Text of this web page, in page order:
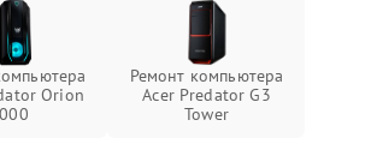
Orion
Ремонт компьютера
Acer Predator G3
Tower